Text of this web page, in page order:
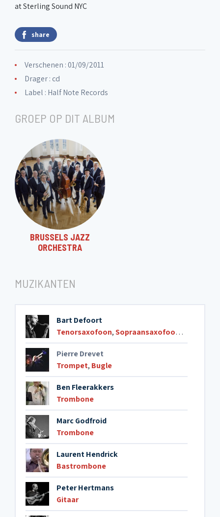
at Sterling Sound NYC
share
Verschenen : 01/09/2011
Drager : cd
Label : Half Note Records
GROEP OP DIT ALBUM
BRUSSELS JAZZ
ORCHESTRA
MUZIKANTEN
Bart Defoort
Tenorsaxofoon,Sopraansaxofoon ,
Pierre Drevet
Trompet, Bugle
Ben Fleerakkers
Trombone
Marc Godfroid
Trombone
Laurent Hendrick
Bastrombone
Peter Hertmans
Gitaar